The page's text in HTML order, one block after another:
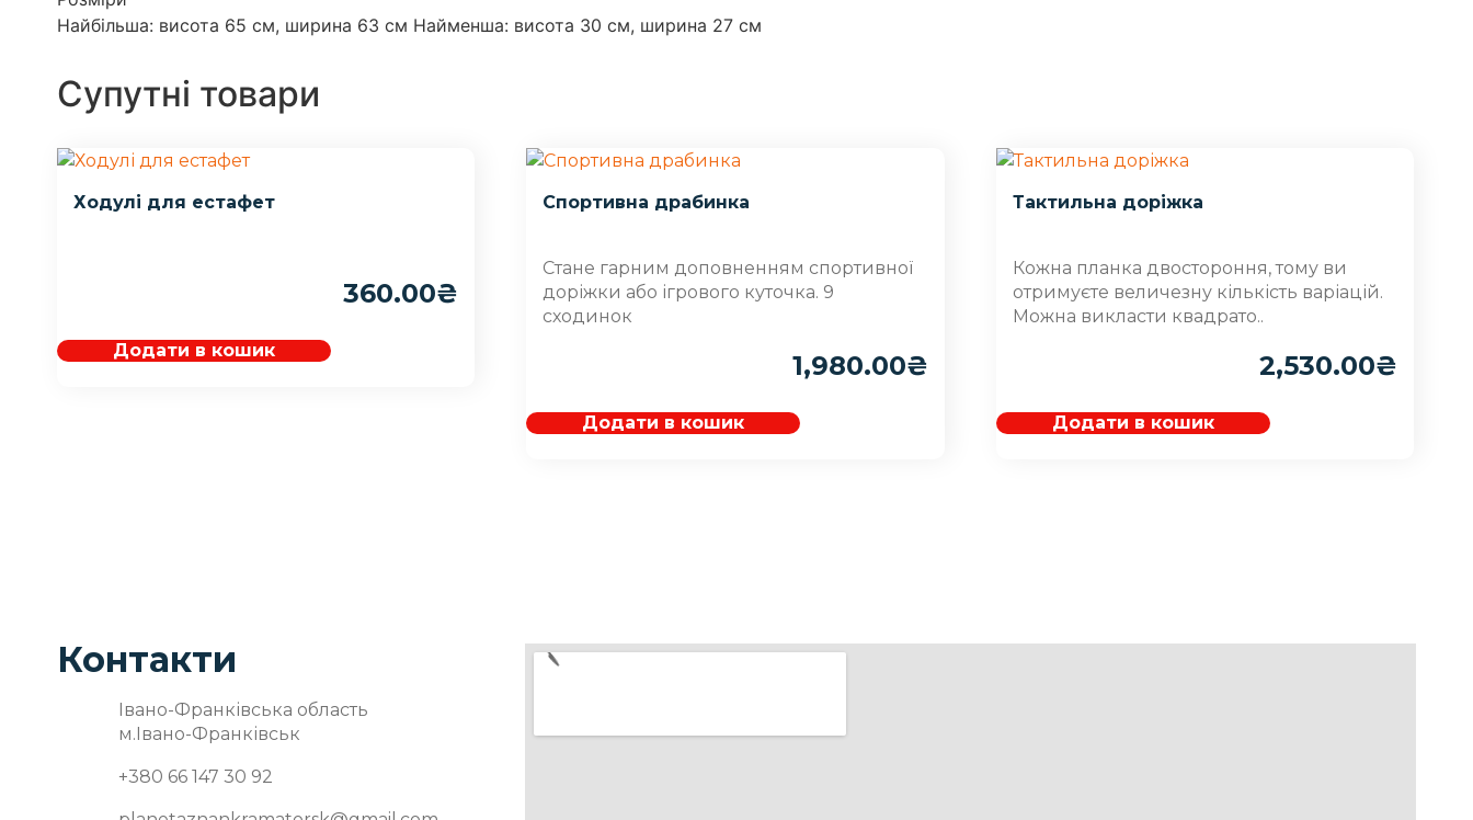
Найбільша: висота 65 см, ширина 63 см Найменша: висота 30 см, ширина 27 см
Супутні товари
Ходулі для естафет
360.00₴
Додати в кошик
Спортивна драбинка
Стане гарним доповненням спортивної
доріжки або ігрового куточка. 9
сходинок
1,980.00₴
Додати в кошик
Тактильна доріжка
Кожна планка двостороння, тому ви
отримуєте величезну кількість варіацій.
Можна викласти квадрато..
2,530.00₴
Додати в кошик
Контакти
Івано-Франківська область
м.Івано-Франківськ
+380 66 147 30 92